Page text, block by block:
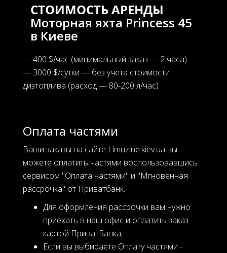
СТОИМОСТЬ АРЕНДЫ
Моторная яхта Princess 45
в Киеве
— 400 $/час (минимальный заказ — 2 часа)
— 3000 $/сутки — без учета стоимости
дизтоплива (расход — 80-200 л/час)
Оплата частями
Ваши заказы на сайте Limuzine.kiev.ua вы
можете оплатить частями воспользовавшись
сервисом "Оплата частями" и "Мгновенная
рассрочка" от Приватбанк.
Для оформления рассрочки вам нужно
приехать в наш офис и оплатить заказ
картой ПриватБанка;
Если вы выбираете Оплату частями -